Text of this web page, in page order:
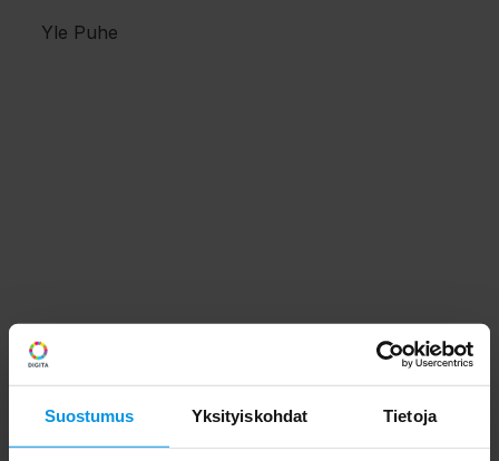
Suostumus Yksityiskohdat Tietoja
Yle Puhe